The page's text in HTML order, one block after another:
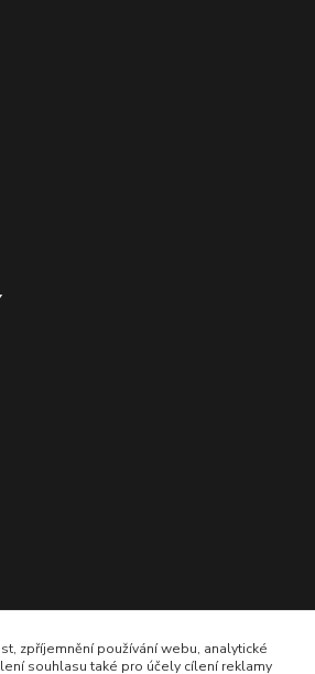
zpříjemnění používání webu, analytické
souhlasu také pro účely cílení reklamy